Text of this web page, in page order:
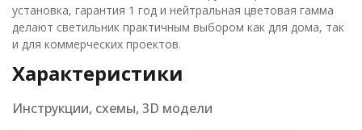
установка, гарантия 1 год и нейтральная цветовая гамма
делают светильник практичным выбором как для дома, так
и для коммерческих проектов.
Характеристики
Инструкции, схемы, 3D модели